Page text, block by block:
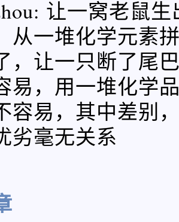
让一窝老鼠
从一堆化学元素
，让一只断了尾
易，用一堆化学
容易，其中差别
劣毫无关系